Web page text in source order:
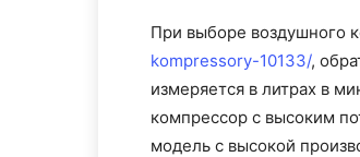
При выборе воздушного
kompressory-10133/,
измеряется в литрах в
компрессор с высоким
модель с высокой